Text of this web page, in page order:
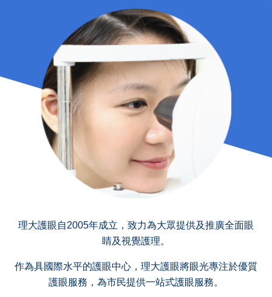
理大護眼自2005年成立，致力為大眾提供及推廣全面眼
睛及視覺護理。
作為具國際水平的護眼中心，理大護眼將眼光專注於優質
護眼服務，為市民提供一站式護眼服務。